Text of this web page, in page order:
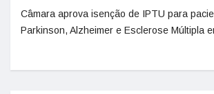
Câmara aprova isenção de IPTU para
Parkinson, Alzheimer e Esclerose Múltipla